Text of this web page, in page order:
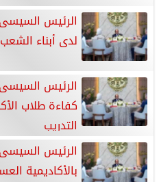
الرئيس
لدى أبناء
الرئيس
كفاءة طلاب
التدريب
الرئيس السيسى
بالأكاديمية